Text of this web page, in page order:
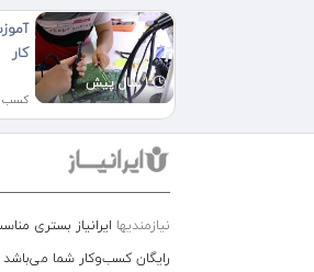
1 سال پیش
کار
کسب
نیازمندیها ایرانیاز بستری
رایگان کسب‌وکار شما می‌باشد